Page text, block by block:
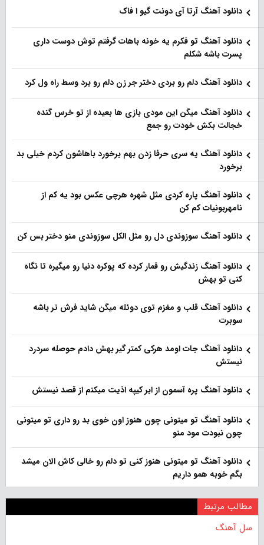
دانلود آهنگ آرتا آی دونت گیو ا فاک
دانلود آهنگ تو فکرم یه خونه باهات گرفتم توش دوست داری
پسرت باشه شکلم
دانلود آهنگ دلم رو بردی دختر جر زن دلم رو برد وسط راه ول کرد
دانلود آهنگ میگن این مودی بازی ها بعیده از تو خرس گنده
خجالت بکش خودت رو جمع
دانلود آهنگ یه سری حرفا زدن بهم برخورد باهاشون کردم خیلی بد
برخورد
دانلود آهنگ پاره کردی مثل شهره هرچی عکس بود یه کم از
نامهربونیات کم کن
دانلود آهنگ سوزوندی دل رو مثل الکل سوزوندی منو دختر بس کن
دانلود آهنگ زندگیش رو قمار کرده که پوکره دنیا رو میگیره تا نگاه
کنی تو بهش
دانلود آهنگ قلب و مغزم توی دوئله میگن شاید فرش تر باشه
سوبرت
دانلود آهنگ جات اومد هرکی کمتر گیر بهش دادم حوصله سردرد
نیستش
دانلود آهنگ پره آسمون از ابر کیپه اذیت میکنم از قصد نیستش
دانلود آهنگ تو میتونی چون هنوز اون خوی بد رو داری تو میتونی
چون نبودت مود منو
دانلود آهنگ تو میتونی هنوز کنی تو دلم رو خالی کاش الان میشد
بگم خوبه همو داریم
مطالب مرتبط
سل آهنگ